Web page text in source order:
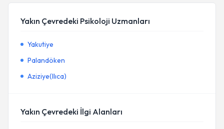
Yakın Çevredeki Psikoloji Uzmanları
Yakutiye
Palandöken
Aziziye(Ilıca)
Yakın Çevredeki İlgi Alanları